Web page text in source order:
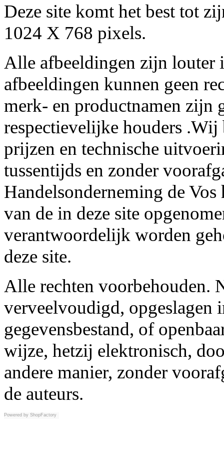
Deze site komt het best tot
1024 X 768 pixels.
Alle afbeeldingen zijn louter
afbeeldingen kunnen geen
merk- en productnamen zijn
respectievelijke houders .Wij
prijzen en technische
tussentijds en zonder
Handelsonderneming de
van de in deze site
verantwoordelijk worden
deze site.
Alle rechten voorbehouden.
verveelvoudigd, opgeslagen
gegevensbestand, of
wijze, hetzij elektronisch,
andere manier, zonder
de auteurs.
Powered by ShopFactory